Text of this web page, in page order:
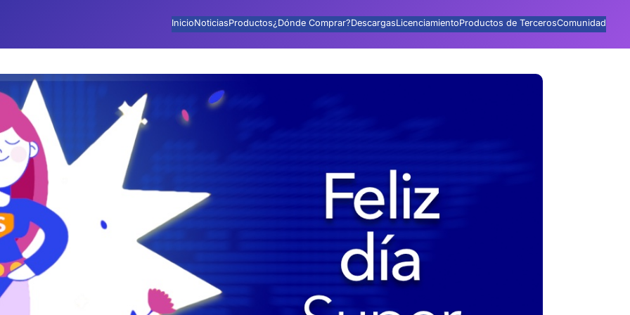
InicioNoticiasProductos¿Dónde Comprar?DescargasLicenciamientoProductos de TercerosComunidad